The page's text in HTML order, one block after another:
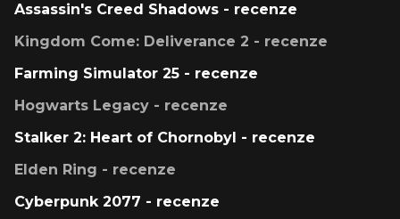
Assassin's Creed Shadows - recenze
Kingdom Come: Deliverance 2 - recenze
Farming Simulator 25 - recenze
Hogwarts Legacy - recenze
Stalker 2: Heart of Chornobyl - recenze
Elden Ring - recenze
Cyberpunk 2077 - recenze